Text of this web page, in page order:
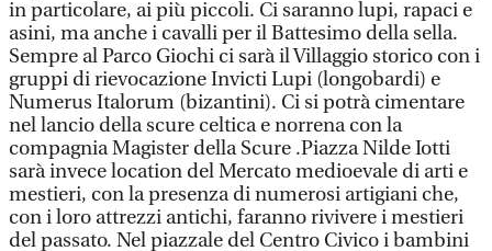
in particolare, ai più piccoli. Ci saranno lupi, rapaci e
asini, ma anche i cavalli per il Battesimo della sella.
Sempre al Parco Giochi ci sarà il Villaggio storico con i
gruppi di rievocazione Invicti Lupi (longobardi) e
Numerus Italorum (bizantini). Ci si potrà cimentare
nel lancio della scure celtica e norrena con la
compagnia Magister della Scure .Piazza Nilde Iotti
sarà invece location del Mercato medioevale di arti e
mestieri, con la presenza di numerosi artigiani che,
con i loro attrezzi antichi, faranno rivivere i mestieri
del passato. Nel piazzale del Centro Civico i bambini